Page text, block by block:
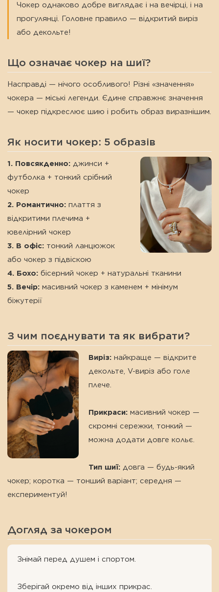
Чокер однаково добре виглядає і на вечірці, і на
прогулянці. Головне правило — відкритий виріз
або декольте!
Що означає чокер на шиї?
Насправді — нічого особливого! Різні «значення»
чокера — міські легенди. Єдине справжнє значення
— чокер підкреслює шию і робить образ виразнішим.
Як носити чокер: 5 образів
1. Повсякденно: джинси +
футболка + тонкий срібний
чокер
2. Романтично: плаття з
відкритими плечима +
ювелірний чокер
3. В офіс: тонкий ланцюжок
або чокер з підвіскою
4. Бохо: бісерний чокер + натуральні тканини
5. Вечір: масивний чокер з каменем + мінімум
біжутерії
З чим поєднувати та як вибрати?
Виріз: найкраще — відкрите
декольте, V-виріз або голе
плече.
Прикраси: масивний чокер —
скромні сережки, тонкий —
можна додати довге кольє.
Тип шиї: довга — будь-який
чокер; коротка — тонший варіант; середня —
експериментуй!
Догляд за чокером
Знімай перед душем і спортом.
Зберігай окремо від інших прикрас.